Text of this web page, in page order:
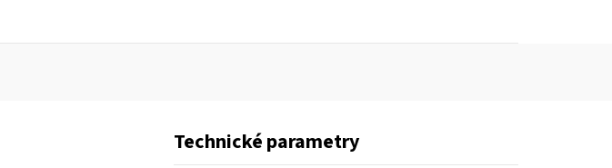
Technické parametry